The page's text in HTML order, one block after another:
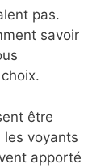
pas.
savoir
être
les voyants
apporté